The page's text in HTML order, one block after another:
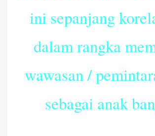
ini sepanjang
dalam rangka
wawasan /
sebagai anak